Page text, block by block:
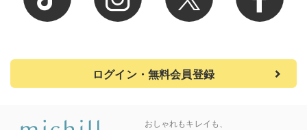
ログイン・無料会員登録
おしゃれもキレイも、